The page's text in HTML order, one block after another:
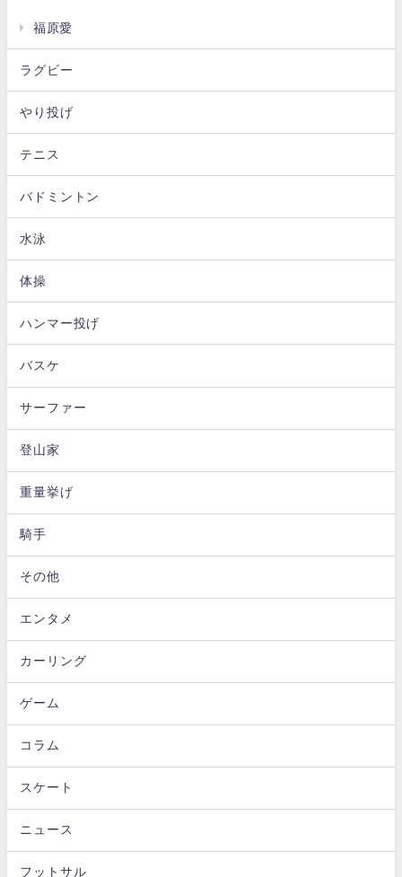
福原愛
ラグビー
やり投げ
テニス
バドミントン
水泳
体操
ハンマー投げ
バスケ
サーファー
登山家
重量挙げ
騎手
その他
エンタメ
カーリング
ゲーム
コラム
スケート
ニュース
フットサル